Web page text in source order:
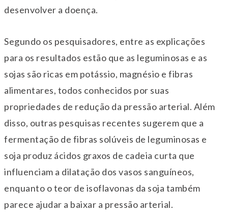
desenvolver a doença.
Segundo os pesquisadores, entre as explicações
para os resultados estão que as leguminosas e as
sojas são ricas em potássio, magnésio e fibras
alimentares, todos conhecidos por suas
propriedades de redução da pressão arterial. Além
disso, outras pesquisas recentes sugerem que a
fermentação de fibras solúveis de leguminosas e
soja produz ácidos graxos de cadeia curta que
influenciam a dilatação dos vasos sanguíneos,
enquanto o teor de isoflavonas da soja também
parece ajudar a baixar a pressão arterial.